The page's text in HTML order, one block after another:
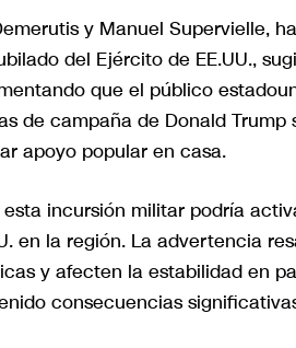
y Manuel Supervielle,
del Ejército de EE.UU.,
que el público
de campaña de Donald
apoyo popular en casa.
incursión militar podría
en la región. La advertencia
y afecten la estabilidad en
consecuencias